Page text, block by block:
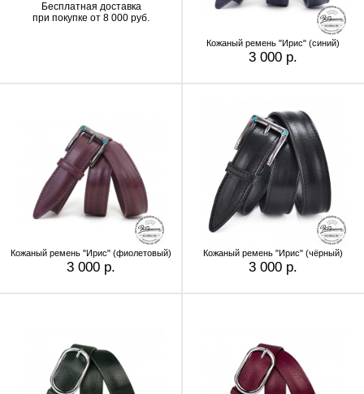
Бесплатная доставка
при покупке от 8 000 руб.
Кожаный ремень "Ирис" (синий)
3 000 р.
Кожаный ремень "Ирис" (фиолетовый)
3 000 р.
Кожаный ремень "Ирис" (чёрный)
3 000 р.